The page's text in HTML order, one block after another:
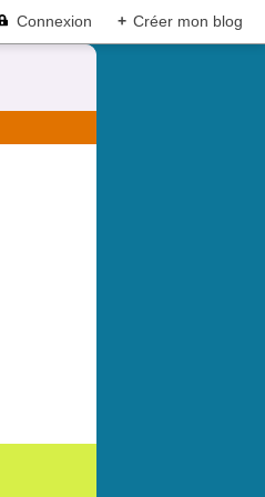
Connexion + Créer mon blog